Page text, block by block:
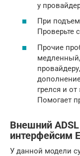
у
При
Проверьте
Прочие
грелся и
Помогает
Внешний
интерфейсим
У данной модели